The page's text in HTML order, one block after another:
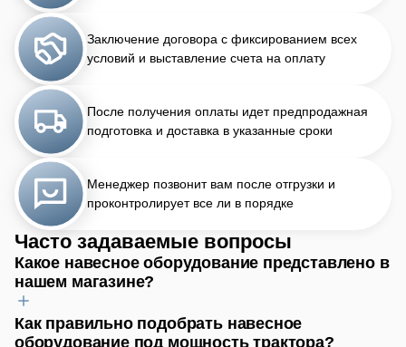
Заключение договора с фиксированием всех
условий и выставление счета на оплату
После получения оплаты идет предпродажная
подготовка и доставка в указанные сроки
Менеджер позвонит вам после отгрузки и
проконтролирует все ли в порядке
Часто задаваемые вопросы
Какое навесное оборудование представлено в
нашем магазине?
Для обработки почвы найдёте плуги, бороны, культиваторы.
Для посева — сеялки, для уборки урожая — косилки и
Как правильно подобрать навесное
оборудование под мощность трактора?